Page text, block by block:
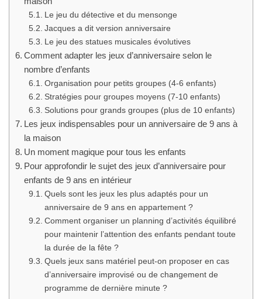
Le jeu du détective et du mensonge
Jacques a dit version anniversaire
Le jeu des statues musicales évolutives
Comment adapter les jeux d’anniversaire selon le
nombre d’enfants
Organisation pour petits groupes (4-6 enfants)
Stratégies pour groupes moyens (7-10 enfants)
Solutions pour grands groupes (plus de 10 enfants)
Les jeux indispensables pour un anniversaire de 9 ans à
la maison
Un moment magique pour tous les enfants
Pour approfondir le sujet des jeux d’anniversaire pour
enfants de 9 ans en intérieur
Quels sont les jeux les plus adaptés pour un
anniversaire de 9 ans en appartement ?
Comment organiser un planning d’activités équilibré
pour maintenir l’attention des enfants pendant toute
la durée de la fête ?
Quels jeux sans matériel peut-on proposer en cas
d’anniversaire improvisé ou de changement de
programme de dernière minute ?